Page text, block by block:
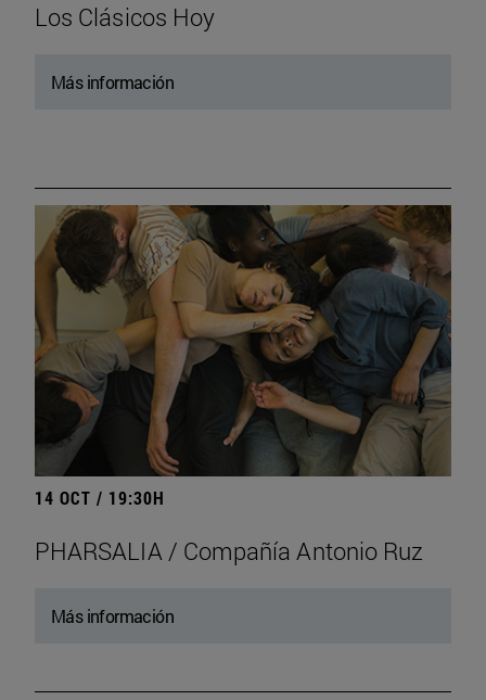
Los Clásicos Hoy
Más información
14 OCT / 19:30H
PHARSALIA / Compañía Antonio Ruz
Más información